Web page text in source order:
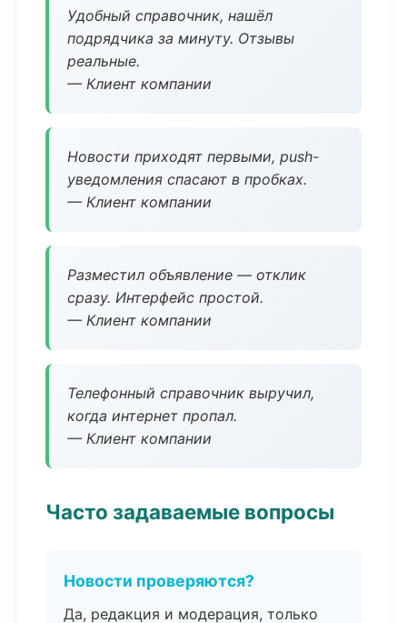
Удобный справочник, нашёл
подрядчика за минуту. Отзывы
реальные.
— Клиент компании
Новости приходят первыми, push-
уведомления спасают в пробках.
— Клиент компании
Разместил объявление — отклик
сразу. Интерфейс простой.
— Клиент компании
Телефонный справочник выручил,
когда интернет пропал.
— Клиент компании
Часто задаваемые вопросы
Новости проверяются?
Да, редакция и модерация, только